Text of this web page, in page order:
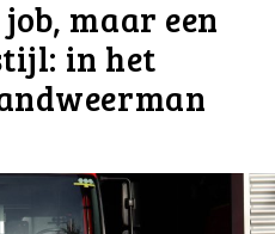
job, maar een
in het